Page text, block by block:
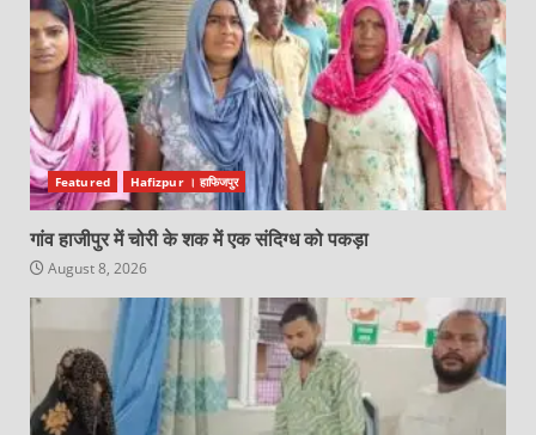
Featured Hafizpur । हाफिजपुर
गांव हाजीपुर में चोरी के शक में एक संदिग्ध को पकड़ा
August 8, 2026